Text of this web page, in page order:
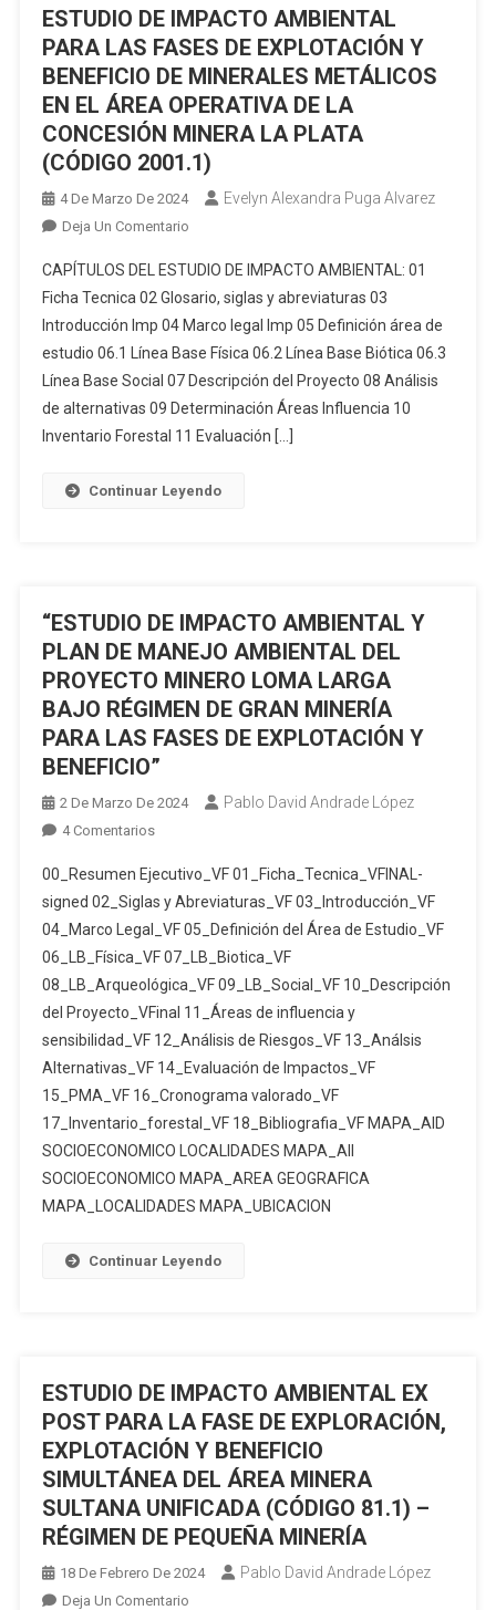
Minera
«El
Fénix»
Código
10000525
ESTUDIO DE IMPACTO AMBIENTAL
PARA LAS FASES DE EXPLOTACIÓN Y
BENEFICIO DE MINERALES METÁLICOS
EN EL ÁREA OPERATIVA DE LA
CONCESIÓN MINERA LA PLATA
(CÓDIGO 2001.1)
4 De Marzo De 2024 Evelyn Alexandra Puga Alvarez
Deja Un ComentarioEn
DE
IMPACTO
AMBIENTAL
PARA
LAS
FASES
DE
EL
ÁREA
OPERATIVA
DE
LA
LA
2001.1)
CAPÍTULOS DEL ESTUDIO DE IMPACTO AMBIENTAL: 01
Ficha Tecnica 02 Glosario, siglas y abreviaturas 03
Introducción Imp 04 Marco legal Imp 05 Definición área de
estudio 06.1 Línea Base Física 06.2 Línea Base Biótica 06.3
Línea Base Social 07 Descripción del Proyecto 08 Análisis
de alternativas 09 Determinación Áreas Influencia 10
Inventario Forestal 11 Evaluación […]
Continuar Leyendo
“ESTUDIO DE IMPACTO AMBIENTAL Y
PLAN DE MANEJO AMBIENTAL DEL
PROYECTO MINERO LOMA LARGA
BAJO RÉGIMEN DE GRAN MINERÍA
PARA LAS FASES DE EXPLOTACIÓN Y
BENEFICIO”
2 De Marzo De 2024 Pablo David Andrade López
4 ComentariosEn
DE
IMPACTO
AMBIENTAL
Y
PLAN
DE
MANEJO
AMBIENTAL
PROYECTO
MINERO
LOMA
LARGA
BAJO
DE
FASES
DE
EXPLOTACIÓN
BENEFICIO”
00_Resumen Ejecutivo_VF 01_Ficha_Tecnica_VFINAL-
signed 02_Siglas y Abreviaturas_VF 03_Introducción_VF
04_Marco Legal_VF 05_Definición del Área de Estudio_VF
06_LB_Física_VF 07_LB_Biotica_VF
08_LB_Arqueológica_VF 09_LB_Social_VF 10_Descripción
del Proyecto_VFinal 11_Áreas de influencia y
sensibilidad_VF 12_Análisis de Riesgos_VF 13_Análsis
Alternativas_VF 14_Evaluación de Impactos_VF
15_PMA_VF 16_Cronograma valorado_VF
17_Inventario_forestal_VF 18_Bibliografia_VF MAPA_AID
SOCIOECONOMICO LOCALIDADES MAPA_AII
SOCIOECONOMICO MAPA_AREA GEOGRAFICA
MAPA_LOCALIDADES MAPA_UBICACION
Continuar Leyendo
ESTUDIO DE IMPACTO AMBIENTAL EX
POST PARA LA FASE DE EXPLORACIÓN,
EXPLOTACIÓN Y BENEFICIO
SIMULTÁNEA DEL ÁREA MINERA
SULTANA UNIFICADA (CÓDIGO 81.1) –
RÉGIMEN DE PEQUEÑA MINERÍA
18 De Febrero De 2024 Pablo David Andrade López
Deja Un ComentarioEn